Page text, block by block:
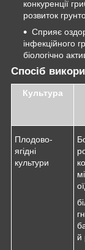
конкуренції
розвиток
Сприяє
інфекційного
біологічно
Спосіб
Культура
Плодово-
ягідні
культури
й